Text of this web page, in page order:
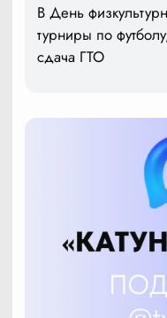
В День
турниры по
сдача ГТО